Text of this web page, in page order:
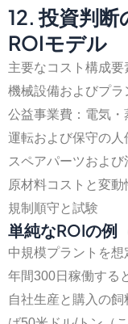
12. 投資判
ROIモデル
主要なコスト構成要
機械設備およびプ
公益事業費：電気・
運転および保守の人
スペアパーツおよび
原材料コストと変動
規制順守と試験
単純なROIの例
中規模プラントを想
年間300日稼働する
自社生産と購入の